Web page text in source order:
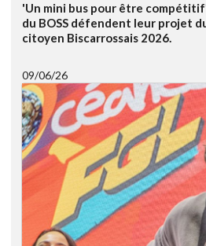
'Un mini bus pour être
du BOSS défendent leur projet
citoyen Biscarrossais 2026.
09/06/26